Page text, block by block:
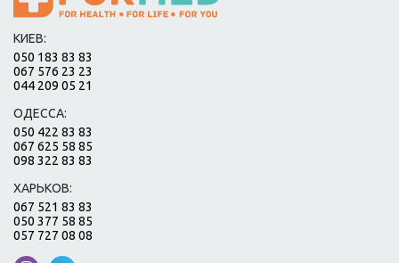
КИЕВ:
050 183 83 83
067 576 23 23
044 209 05 21
ОДЕССА:
050 422 83 83
067 625 58 85
098 322 83 83
ХАРЬКОВ:
067 521 83 83
050 377 58 85
057 727 08 08